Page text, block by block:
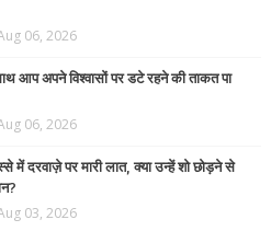
06, 2026
आप अपने विश्वासों पर डटे रहने की ताकत पा
06, 2026
में दरवाज़े पर मारी लात, क्या उन्हें शो छोड़ने से
03, 2026